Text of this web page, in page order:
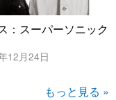
：スーパーソニック
12月24日
もっと見る »